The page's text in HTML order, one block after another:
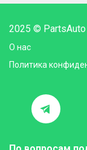
2025 ©
О нас
Политика